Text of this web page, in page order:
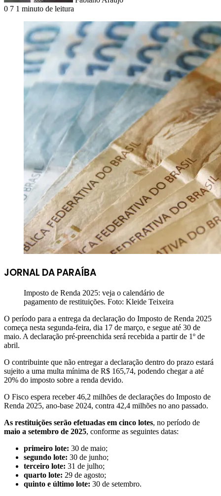
0 7 1 minuto de leitura
JORNAL DA PARAÍBA
Imposto de Renda 2025: veja o calendário de
pagamento de restituições. Foto: Kleide Teixeira
O período para a entrega da declaração do Imposto de Renda 2025
começa nesta segunda-feira, dia 17 de março, e segue até 30 de
maio. A declaração pré-preenchida será recebida a partir de 1º de
abril.
O contribuinte que não entregar a declaração dentro do prazo estará
sujeito a uma multa mínima de R$ 165,74, podendo chegar a até
20% do imposto sobre a renda devido.
O Fisco espera receber 46,2 milhões de declarações do Imposto de
Renda 2025, ano-base 2024, contra 42,4 milhões no ano passado.
As restituições serão efetuadas em cinco lotes, no período de
maio a setembro de 2025, conforme as seguintes datas:
primeiro lote: 30 de maio;
segundo lote: 30 de junho;
terceiro lote: 31 de julho;
quarto lote: 29 de agosto;
quinto e último lote: 30 de setembro.